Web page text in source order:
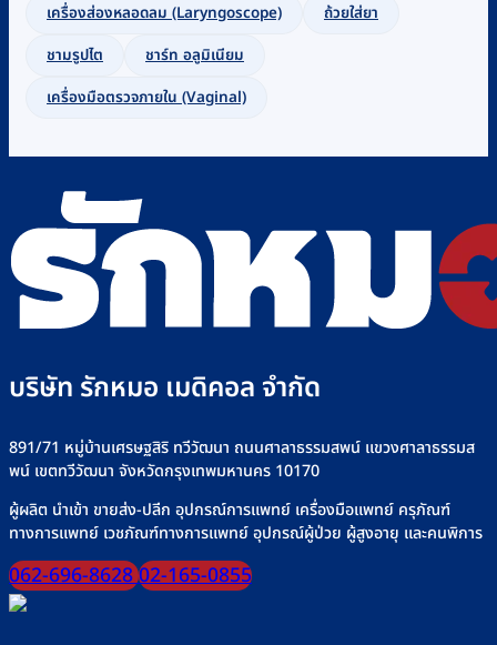
เครื่องส่องหลอดลม (Laryngoscope)
ถ้วยใส่ยา
ชามรูปไต
ชาร์ท อลูมิเนียม
เครื่องมือตรวจภายใน (Vaginal)
บริษัท รักหมอ เมดิคอล จำกัด
891/71 หมู่บ้านเศรษฐสิริ ทวีวัฒนา ถนนศาลาธรรมสพน์ แขวงศาลาธรรมส
พน์ เขตทวีวัฒนา จังหวัดกรุงเทพมหานคร 10170
ผู้ผลิต นำเข้า ขายส่ง-ปลีก อุปกรณ์การแพทย์ เครื่องมือแพทย์ ครุภัณฑ์
ทางการแพทย์ เวชภัณฑ์ทางการแพทย์ อุปกรณ์ผู้ป่วย ผู้สูงอายุ และคนพิการ
062-696-862802-165-0855